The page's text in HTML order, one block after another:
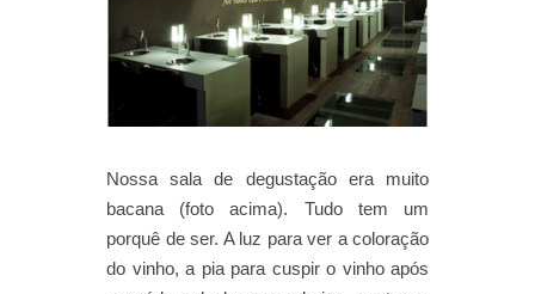
Nossa sala de degustação era muito
bacana (foto acima). Tudo tem um
porquê de ser. A luz para ver a coloração
do vinho, a pia para cuspir o vinho após